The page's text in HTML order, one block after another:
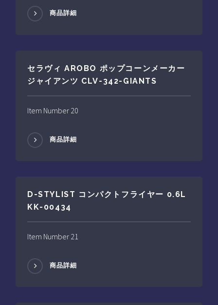
商品詳細
セラヴィ AROBO ポップコーンメーカー
ジャイアンツ CLV-342-GIANTS
Item Number 20
商品詳細
D-STYLIST コンパクトフライヤー 0.6L
KK-00434
Item Number 21
商品詳細